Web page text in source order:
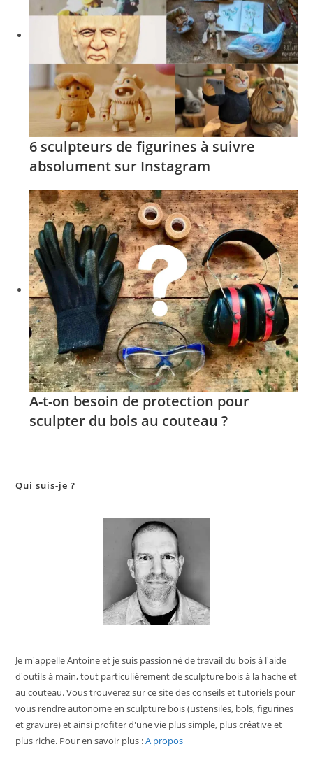
6 sculpteurs de figurines à suivre
absolument sur Instagram
A-t-on besoin de protection pour
sculpter du bois au couteau ?
Qui suis-je ?
Je m'appelle Antoine et je suis passionné de travail du bois à l'aide
d'outils à main, tout particulièrement de sculpture bois à la hache et
au couteau. Vous trouverez sur ce site des conseils et tutoriels pour
vous rendre autonome en sculpture bois (ustensiles, bols, figurines
et gravure) et ainsi profiter d'une vie plus simple, plus créative et
plus riche. Pour en savoir plus :A propos